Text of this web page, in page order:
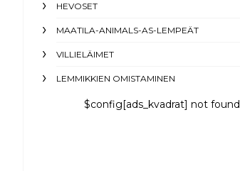
HEVOSET
MAATILA-ANIMALS-AS-LEMPEÄT
VILLIELÄIMET
LEMMIKKIEN OMISTAMINEN
$config[ads_kvadrat] not found